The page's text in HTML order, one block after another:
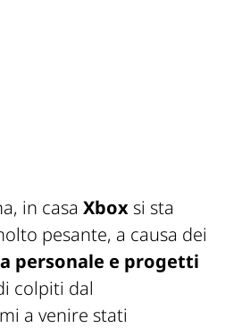
in casa Xbox si sta
pesante, a causa dei
personale e progetti
colpiti dal
a venire stati